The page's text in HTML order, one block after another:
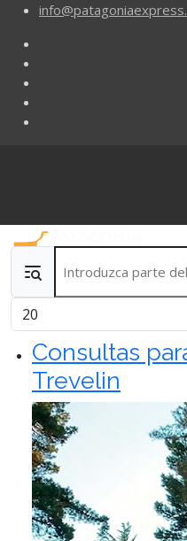
Cantidad
Consultas
Trevelin